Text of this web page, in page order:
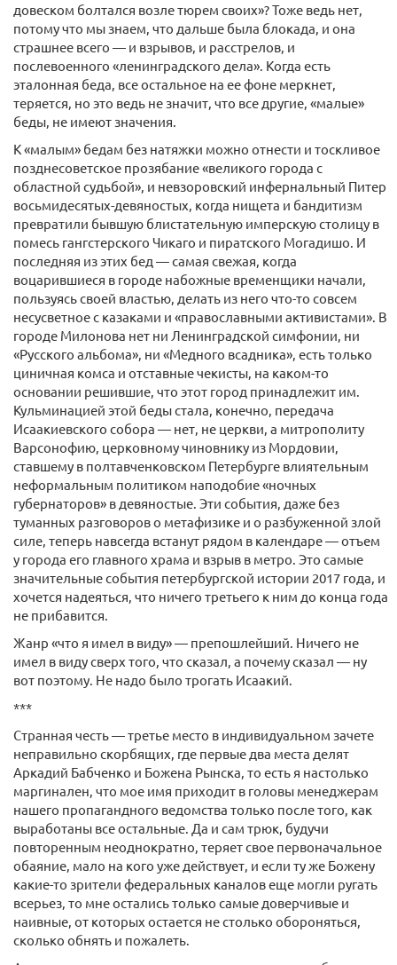
довеском болтался возле тюрем своих»? Тоже ведь нет,
потому что мы знаем, что дальше была блокада, и она
страшнее всего — и взрывов, и расстрелов, и
послевоенного «ленинградского дела». Когда есть
эталонная беда, все остальное на ее фоне меркнет,
теряется, но это ведь не значит, что все другие, «малые»
беды, не имеют значения.
К «малым» бедам без натяжки можно отнести и тоскливое
позднесоветское прозябание «великого города с
областной судьбой», и невзоровский инфернальный Питер
восьмидесятых-девяностых, когда нищета и бандитизм
превратили бывшую блистательную имперскую столицу в
помесь гангстерского Чикаго и пиратского Могадишо. И
последняя из этих бед — самая свежая, когда
воцарившиеся в городе набожные временщики начали,
пользуясь своей властью, делать из него что-то совсем
несусветное с казаками и «православными активистами». В
городе Милонова нет ни Ленинградской симфонии, ни
«Русского альбома», ни «Медного всадника», есть только
циничная комса и отставные чекисты, на каком-то
основании решившие, что этот город принадлежит им.
Кульминацией этой беды стала, конечно, передача
Исаакиевского собора — нет, не церкви, а митрополиту
Варсонофию, церковному чиновнику из Мордовии,
ставшему в полтавченковском Петербурге влиятельным
неформальным политиком наподобие «ночных
губернаторов» в девяностые. Эти события, даже без
туманных разговоров о метафизике и о разбуженной злой
силе, теперь навсегда встанут рядом в календаре — отъем
у города его главного храма и взрыв в метро. Это самые
значительные события петербургской истории 2017 года, и
хочется надеяться, что ничего третьего к ним до конца года
не прибавится.
Жанр «что я имел в виду» — препошлейший. Ничего не
имел в виду сверх того, что сказал, а почему сказал — ну
вот поэтому. Не надо было трогать Исаакий.
***
Странная честь — третье место в индивидуальном зачете
неправильно скорбящих, где первые два места делят
Аркадий Бабченко и Божена Рынска, то есть я настолько
маргинален, что мое имя приходит в головы менеджерам
нашего пропагандного ведомства только после того, как
выработаны все остальные. Да и сам трюк, будучи
повторенным неоднократно, теряет свое первоначальное
обаяние, мало на кого уже действует, и если ту же Божену
какие-то зрители федеральных каналов еще могли ругать
всерьез, то мне остались только самые доверчивые и
наивные, от которых остается не столько обороняться,
сколько обнять и пожалеть.